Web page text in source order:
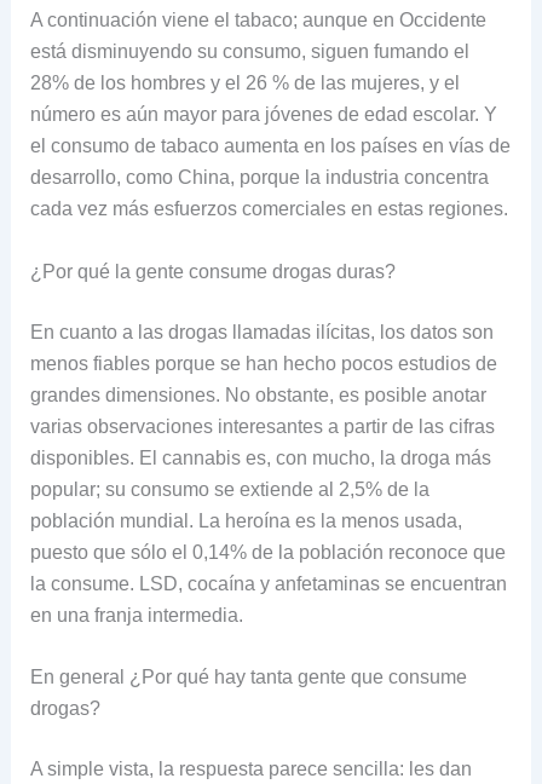
A continuación viene el tabaco; aunque en Occidente
está disminuyendo su consumo, siguen fumando el
28% de los hombres y el 26 % de las mujeres, y el
número es aún mayor para jóvenes de edad escolar. Y
el consumo de tabaco aumenta en los países en vías de
desarrollo, como China, porque la industria concentra
cada vez más esfuerzos comerciales en estas regiones.
¿Por qué la gente consume drogas duras?
En cuanto a las drogas llamadas ilícitas, los datos son
menos fiables porque se han hecho pocos estudios de
grandes dimensiones. No obstante, es posible anotar
varias observaciones interesantes a partir de las cifras
disponibles. El cannabis es, con mucho, la droga más
popular; su consumo se extiende al 2,5% de la
población mundial. La heroína es la menos usada,
puesto que sólo el 0,14% de la población reconoce que
la consume. LSD, cocaína y anfetaminas se encuentran
en una franja intermedia.
En general ¿Por qué hay tanta gente que consume
drogas?
A simple vista, la respuesta parece sencilla: les dan